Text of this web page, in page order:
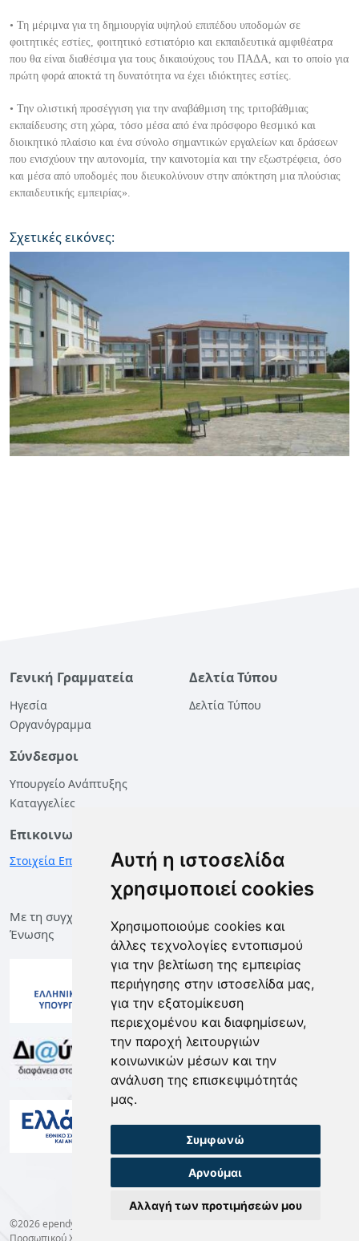
Αυτή η ιστοσελίδα
χρησιμοποιεί cookies
Χρησιμοποιούμε cookies και
άλλες τεχνολογίες εντοπισμού
για την βελτίωση της εμπειρίας
περιήγησης στην ιστοσελίδα μας,
για την εξατομίκευση
περιεχομένου και διαφημίσεων,
την παροχή λειτουργιών
κοινωνικών μέσων και την
ανάλυση της επισκεψιμότητάς
μας.
Συμφωνώ
Αρνούμαι
Αλλαγή των προτιμήσεών μου
• Τη μέριμνα για τη δημιουργία υψηλού επιπέδου υποδομών σε
φοιτητικές εστίες, φοιτητικό εστιατόριο και εκπαιδευτικά αμφιθέατρα
που θα είναι διαθέσιμα για τους δικαιούχους του ΠΑΔΑ, και το οποίο για
πρώτη φορά αποκτά τη δυνατότητα να έχει ιδιόκτητες εστίες.
• Την ολιστική προσέγγιση για την αναβάθμιση της τριτοβάθμιας
εκπαίδευσης στη χώρα, τόσο μέσα από ένα πρόσφορο θεσμικό και
διοικητικό πλαίσιο και ένα σύνολο σημαντικών εργαλείων και δράσεων
που ενισχύουν την αυτονομία, την καινοτομία και την εξωστρέφεια, όσο
και μέσα από υποδομές που διευκολύνουν στην απόκτηση μια πλούσιας
εκπαιδευτικής εμπειρίας».
Σχετικές εικόνες:
Γενική Γραμματεία
Ηγεσία
Οργανόγραμμα
Δελτία Τύπου
Δελτία Τύπου
Σύνδεσμοι
Υπουργείο Ανάπτυξης
Καταγγελίες
Επικοινωνία
Στοιχεία Επικοινωνίας
Με τη συγχρηματοδότηση της Ελλάδας και της Ευρωπαϊκής
Ένωσης
©2026 ependyseis.mindev.gov.gr -
Προσωπικού Χαρακτήρα